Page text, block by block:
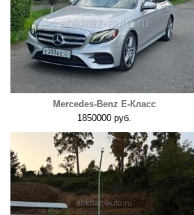
Mercedes-Benz E-Класс
1850000 руб.